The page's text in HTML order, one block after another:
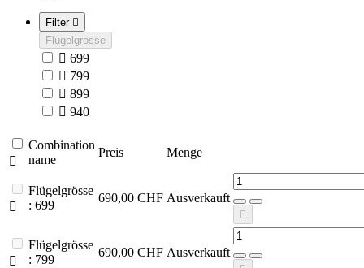
Filter 
Flügelgrösse
 699
 799
 899
 940

Combination
name
Preis Menge

Flügelgrösse
: 699
690,00 CHF Ausverkauft


Flügelgrösse
: 799
690,00 CHF Ausverkauft